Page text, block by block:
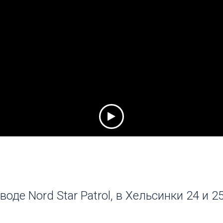
Nord Star Patrol, в Хельсинки 24 и